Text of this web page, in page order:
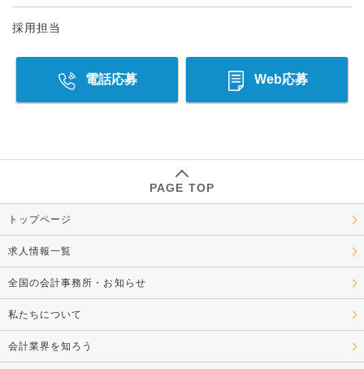
採用担当
電話応募 Web応募
PAGE TOP
トップページ
求人情報一覧
全国の会計事務所・お知らせ
私たちについて
会計業界を知ろう